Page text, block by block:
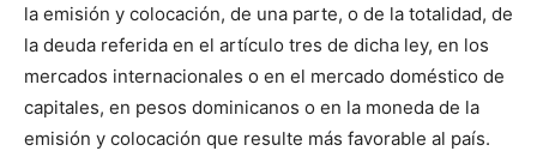
la emisión y colocación, de una parte, o de la totalidad, de
la deuda referida en el artículo tres de dicha ley, en los
mercados internacionales o en el mercado doméstico de
capitales, en pesos dominicanos o en la moneda de la
emisión y colocación que resulte más favorable al país.